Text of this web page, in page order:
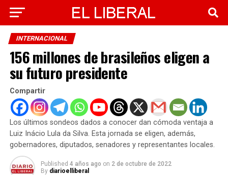
INTERNACIONAL
156 millones de brasileños eligen a
su futuro presidente
Compartir
Los últimos sondeos dados a conocer dan cómoda ventaja a
Luiz Inácio Lula da Silva. Esta jornada se eligen, además,
gobernadores, diputados, senadores y representantes locales.
Published 4 años ago on 2 de octubre de 2022
By diarioelliberal